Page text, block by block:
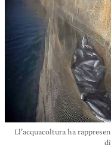
Ll’acquacoltura ha